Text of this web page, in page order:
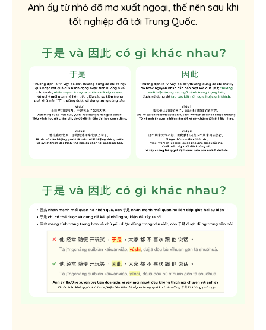
Anh ấy từ nhỏ đã mơ xuất ngoại, thế nên sau khi
tốt nghiệp đã tới Trung Quốc.